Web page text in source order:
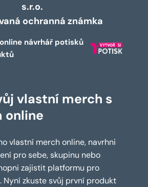
s.r.o.
ochranná známka
návrhář potisků
vlastní merch s
online
vlastní merch online, navrhni
pro sebe, skupinu nebo
zajistit platformu pro
Nyní zkuste svůj první produkt